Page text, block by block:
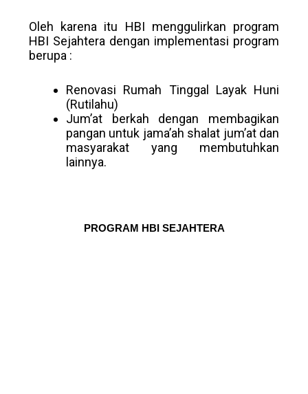
Oleh karena itu HBI menggulirkan program
HBI Sejahtera dengan implementasi program
berupa :
Renovasi Rumah Tinggal Layak Huni
(Rutilahu)
Jum’at berkah dengan membagikan
pangan untuk jama’ah shalat jum’at dan
masyarakat yang membutuhkan
lainnya.
PROGRAM HBI SEJAHTERA